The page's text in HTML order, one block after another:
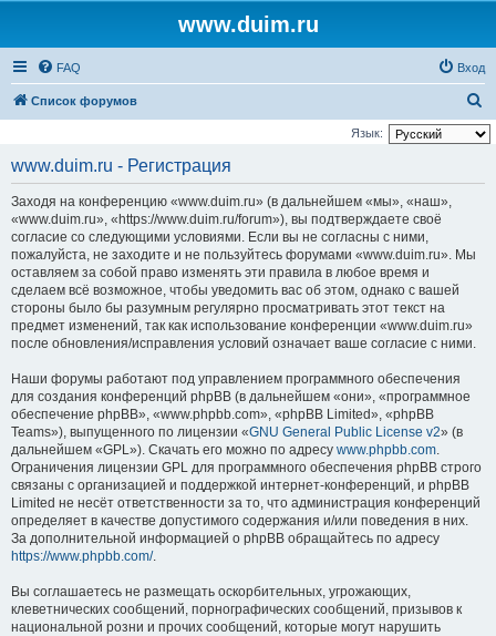
www.duim.ru
FAQ Вход
Список форумов
о
Язык:
www.duim.ru - Регистрация
Заходя на конференцию «www.duim.ru» (в дальнейшем «мы», «наш»,
«www.duim.ru», «https://www.duim.ru/forum»), вы подтверждаете своё
согласие со следующими условиями. Если вы не согласны с ними,
пожалуйста, не заходите и не пользуйтесь форумами «www.duim.ru». Мы
оставляем за собой право изменять эти правила в любое время и
сделаем всё возможное, чтобы уведомить вас об этом, однако с вашей
стороны было бы разумным регулярно просматривать этот текст на
предмет изменений, так как использование конференции «www.duim.ru»
после обновления/исправления условий означает ваше согласие с ними.
Наши форумы работают под управлением программного обеспечения
для создания конференций phpBB (в дальнейшем «они», «программное
обеспечение phpBB», «www.phpbb.com», «phpBB Limited», «phpBB
Teams»), выпущенного по лицензии «GNU General Public License v2» (в
дальнейшем «GPL»). Скачать его можно по адресу www.phpbb.com.
Ограничения лицензии GPL для программного обеспечения phpBB строго
связаны с организацией и поддержкой интернет-конференций, и phpBB
Limited не несёт ответственности за то, что администрация конференций
определяет в качестве допустимого содержания и/или поведения в них.
За дополнительной информацией о phpBB обращайтесь по адресу
https://www.phpbb.com/.
Вы соглашаетесь не размещать оскорбительных, угрожающих,
клеветнических сообщений, порнографических сообщений, призывов к
национальной розни и прочих сообщений, которые могут нарушить